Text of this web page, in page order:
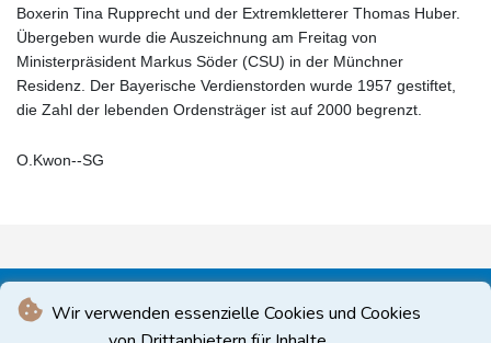
Wir verwenden essenzielle Cookies und Cookies
Boxerin Tina Rupprecht und der Extremkletterer Thomas Huber.
Übergeben wurde die Auszeichnung am Freitag von
Ministerpräsident Markus Söder (CSU) in der Münchner
Residenz. Der Bayerische Verdienstorden wurde 1957 gestiftet,
die Zahl der lebenden Ordensträger ist auf 2000 begrenzt.
O.Kwon--SG